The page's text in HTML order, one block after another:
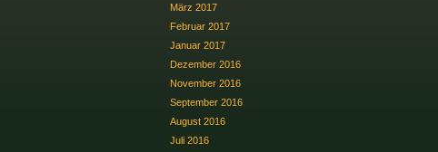
März 2017
Februar 2017
Januar 2017
Dezember 2016
November 2016
September 2016
August 2016
Juli 2016